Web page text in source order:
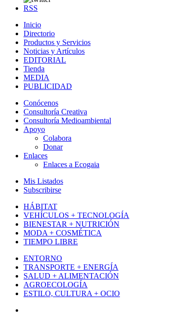
RSS
Inicio
Directorio
Productos y Servicios
Noticias y Artículos
EDITORIAL
Tienda
MEDIA
PUBLICIDAD
Conócenos
Consultoría Creativa
Consultoría Medioambiental
Apoyo
Colabora
Donar
Enlaces
Enlaces a Ecogaia
Mis Listados
Subscribirse
HÁBITAT
VEHÍCULOS + TECNOLOGÍA
BIENESTAR + NUTRICIÓN
MODA + COSMÉTICA
TIEMPO LIBRE
ENTORNO
TRANSPORTE + ENERGÍA
SALUD + ALIMENTACIÓN
AGROECOLOGÍA
ESTILO, CULTURA + OCIO